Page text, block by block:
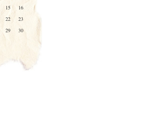
15
16
22
23
29
30